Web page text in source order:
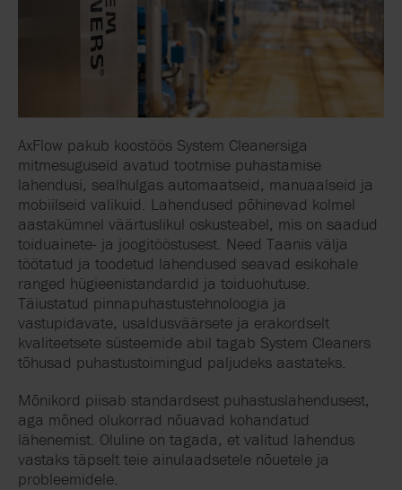
AxFlow pakub koostöös System Cleanersiga
mitmesuguseid avatud tootmise puhastamise
lahendusi, sealhulgas automaatseid, manuaalseid ja
mobiilseid valikuid. Lahendused põhinevad kolmel
aastakümnel väärtuslikul oskusteabel, mis on saadud
toiduainete- ja joogitööstusest. Need Taanis välja
töötatud ja toodetud lahendused seavad esikohale
ranged hügieenistandardid ja toiduohutuse.
Täiustatud pinnapuhastustehnoloogia ja
vastupidavate, usaldusväärsete ja erakordselt
kvaliteetsete süsteemide abil tagab System Cleaners
tõhusad puhastustoimingud paljudeks aastateks.
Mõnikord piisab standardsest puhastuslahendusest,
aga mõned olukorrad nõuavad kohandatud
lähenemist. Oluline on tagada, et valitud lahendus
vastaks täpselt teie ainulaadsetele nõuetele ja
probleemidele.